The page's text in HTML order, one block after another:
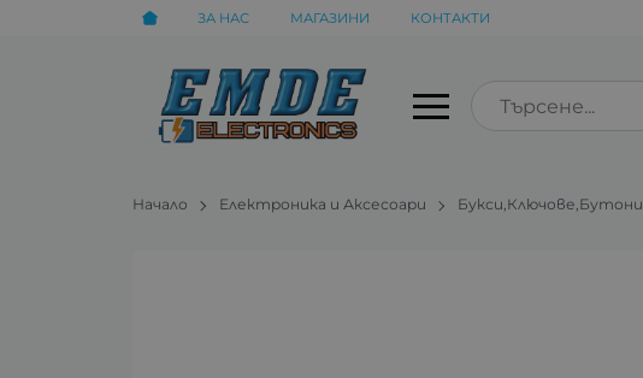
ЗА НАС МАГАЗИНИ КОНТАКТИ
Начало Електроника и Аксесоари Букси,Ключове,Бутони